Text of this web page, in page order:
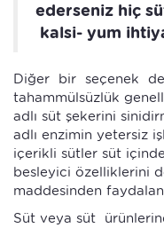
ederseniz hiç
kalsi- yum
Diğer bir seçenek
tahammülsüzlük
adlı süt şekerini
adlı enzimin yetersiz
içerikli sütler süt
besleyici özelliklerini
maddesinden
Süt veya süt